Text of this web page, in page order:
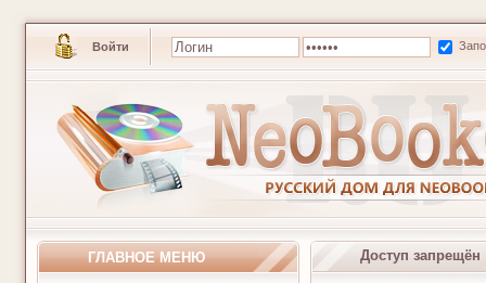
Войти
ГЛАВНОЕ МЕНЮ Доступ запрещён